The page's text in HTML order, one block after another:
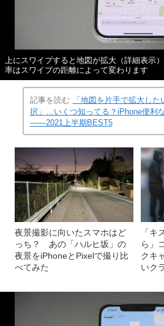
上にスワイプすると地図が拡大（詳細表示
率はスワイプの距離によって変わります
記事を読む
「地図を片手で拡大し
択」…いくつ知ってる？iPhone便利
――2021上半期BEST5
夜景撮影に向いたスマホはど
っち？ あの「ハルヒ坂」の
夜景をiPhoneとPixelで撮り比
べてみた
「キ
ら」
クキ
いク